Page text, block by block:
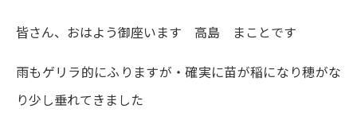
皆さん、おはよう御座います 高島 まことです
雨もゲリラ的にふりますが・確実に苗が稲になり穂がな
り少し垂れてきました